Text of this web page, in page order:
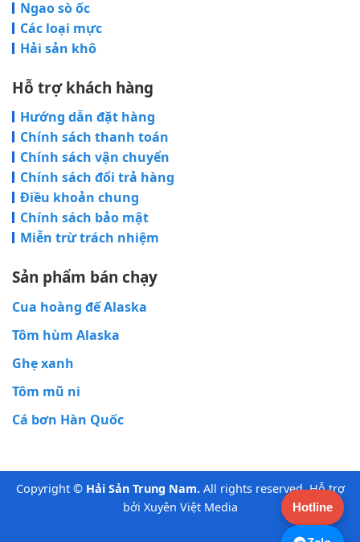
Ngao sò ốc
Các loại mực
Hải sản khô
Hỗ trợ khách hàng
Hướng dẫn đặt hàng
Chính sách thanh toán
Chính sách vận chuyển
Chính sách đổi trả hàng
Điều khoản chung
Chính sách bảo mật
Miễn trừ trách nhiệm
Sản phẩm bán chạy
Cua hoàng đế Alaska
Tôm hùm Alaska
Ghẹ xanh
Tôm mũ ni
Cá bơn Hàn Quốc
Copyright ©Hải Sản Trung Nam. All rights reserved. Hỗ trợ
bởi Xuyên Việt Media
Hotline